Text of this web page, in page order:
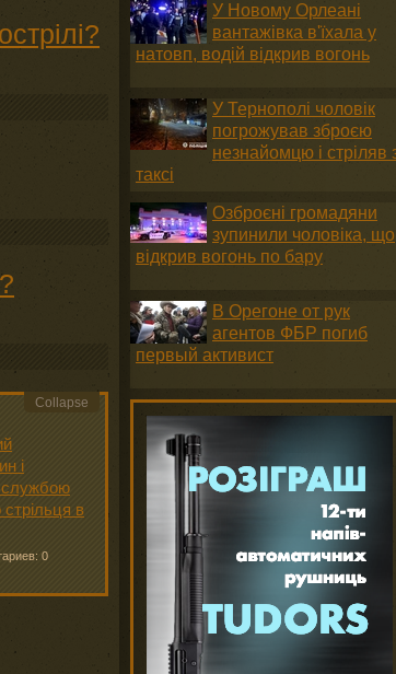
і
службою
в
0
Collapse
У Новому Орлеані
вантажівка в'їхала у
натовп, водій відкрив вогонь
У Тернополі чоловік
погрожував зброєю
незнайомцю і стріляв
таксі
Озброєні громадяни
зупинили чоловіка, що
відкрив вогонь по бару
В Орегоне от рук
агентов ФБР погиб
первый активист